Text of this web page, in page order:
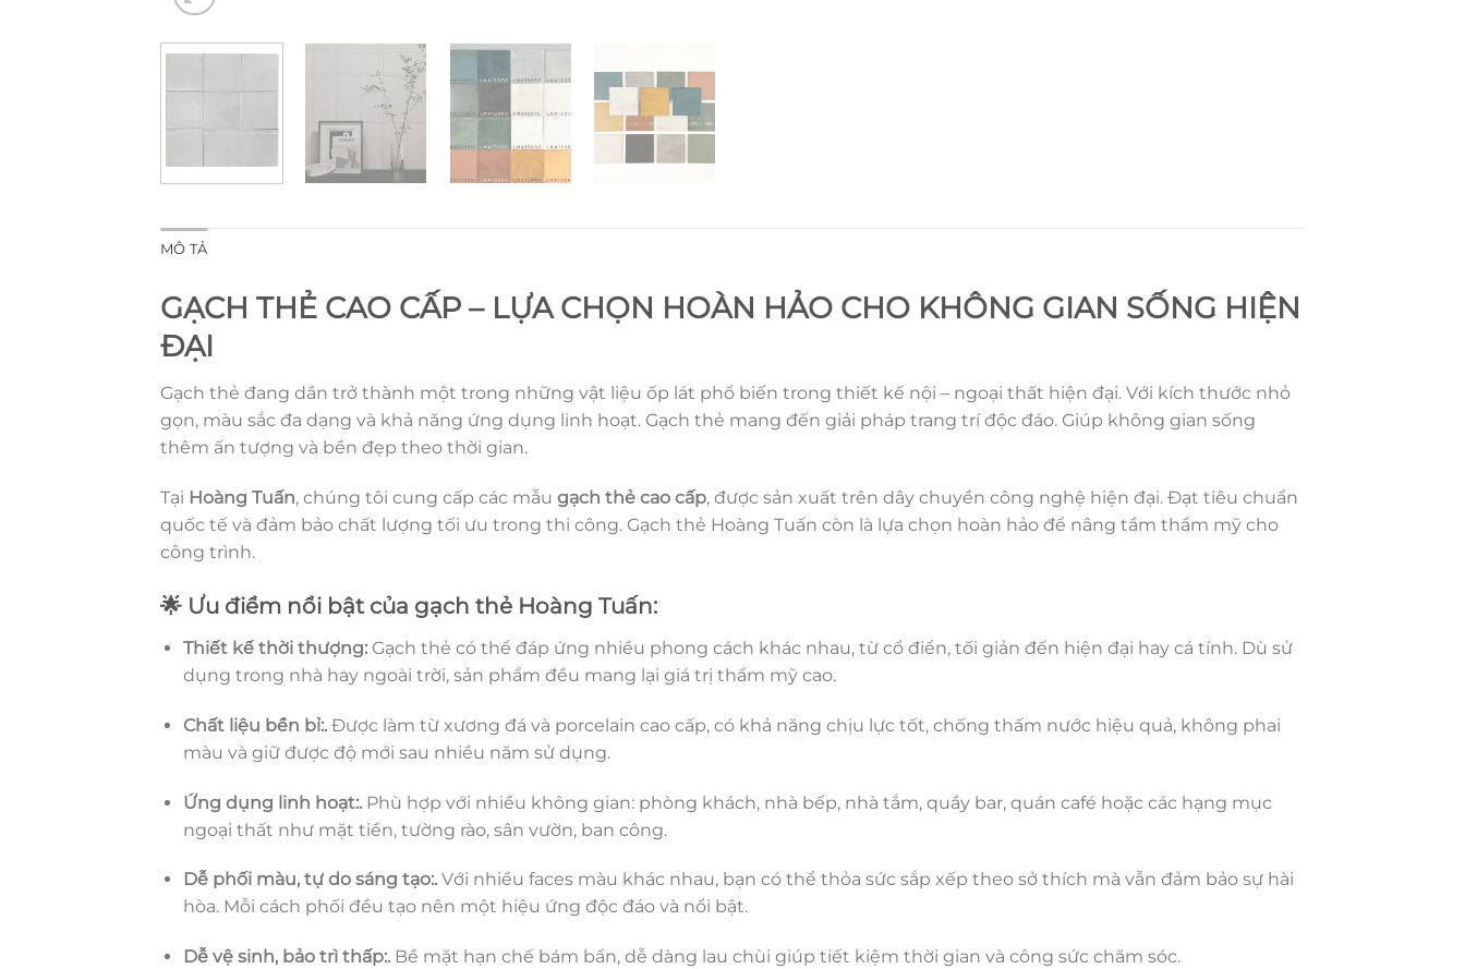
MÔ TẢ
GẠCH THẺ CAO CẤP – LỰA CHỌN HOÀN HẢO CHO KHÔNG GIAN SỐNG HIỆN
ĐẠI
Gạch thẻ đang dần trở thành một trong những vật liệu ốp lát phổ biến trong thiết kế nội – ngoại thất hiện đại. Với kích thước nhỏ
gọn, màu sắc đa dạng và khả năng ứng dụng linh hoạt. Gạch thẻ mang đến giải pháp trang trí độc đáo. Giúp không gian sống
thêm ấn tượng và bền đẹp theo thời gian.
Tại Hoàng Tuấn, chúng tôi cung cấp các mẫu gạch thẻ cao cấp, được sản xuất trên dây chuyền công nghệ hiện đại. Đạt tiêu chuẩn
quốc tế và đảm bảo chất lượng tối ưu trong thi công. Gạch thẻ Hoàng Tuấn còn là lựa chọn hoàn hảo để nâng tầm thẩm mỹ cho
công trình.
🌟 Ưu điểm nổi bật của gạch thẻ Hoàng Tuấn:
Thiết kế thời thượng:Gạch thẻ có thể đáp ứng nhiều phong cách khác nhau, từ cổ điển, tối giản đến hiện đại hay cá tính. Dù sử
dụng trong nhà hay ngoài trời, sản phẩm đều mang lại giá trị thẩm mỹ cao.
Chất liệu bền bỉ:.Được làm từ xương đá và porcelain cao cấp, có khả năng chịu lực tốt, chống thấm nước hiệu quả, không phai
màu và giữ được độ mới sau nhiều năm sử dụng.
Ứng dụng linh hoạt:. Phù hợp với nhiều không gian: phòng khách, nhà bếp, nhà tắm, quầy bar, quán café hoặc các hạng mục
ngoại thất như mặt tiền, tường rào, sân vườn, ban công.
Dễ phối màu, tự do sáng tạo:. Với nhiều faces màu khác nhau, bạn có thể thỏa sức sắp xếp theo sở thích mà vẫn đảm bảo sự hài
hòa. Mỗi cách phối đều tạo nên một hiệu ứng độc đáo và nổi bật.
Dễ vệ sinh, bảo trì thấp:. Bề mặt hạn chế bám bẩn, dễ dàng lau chùi giúp tiết kiệm thời gian và công sức chăm sóc.